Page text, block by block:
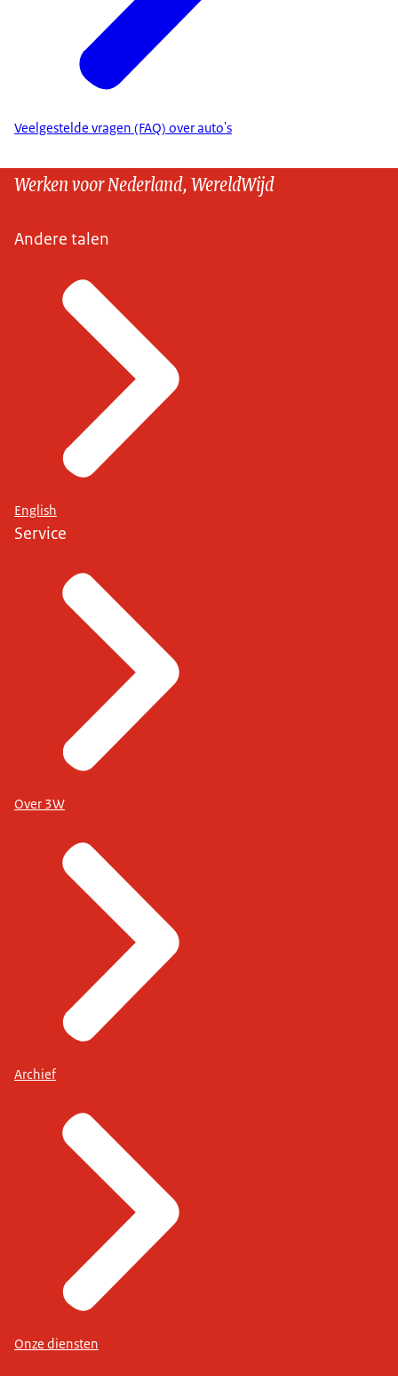
Veelgestelde vragen (FAQ) over auto's
Werken voor Nederland, WereldWijd
Andere talen
English
Service
Over 3W
Archief
Onze diensten